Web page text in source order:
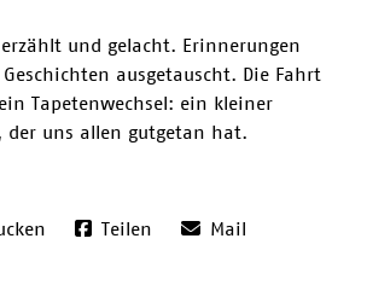
und gelacht. Erinnerungen
ausgetauscht. Die Fahrt
Tapetenwechsel: ein kleiner
der uns allen gutgetan hat.
Teilen Mail